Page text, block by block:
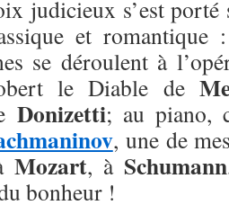
judicieux s’est porté
et romantique
se déroulent à
le Diable de
Donizetti; au piano,
, une de
Mozart, à Schumann
bonheur !